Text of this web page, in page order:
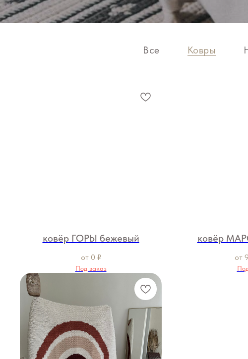
Все Ковры
ковёр ГОРЫ бежевый
от 0 ₽
Под заказ
ковёр
от